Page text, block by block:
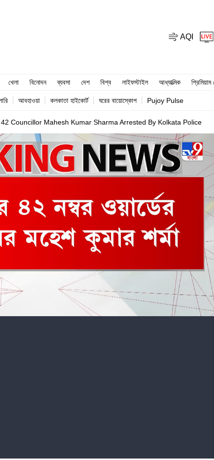
AQI
খেলা বিনোদন ব্যবসা দেশ বিশ্ব লাইফস্টাইল আধ্যাত্মিক প্রিমিয়াম
আবহাওয়া কলকাতা হাইকোর্ট ঘরের বায়োস্কোপ Pujoy Pulse
Councillor Mahesh Kumar Sharma Arrested By Kolkata Police